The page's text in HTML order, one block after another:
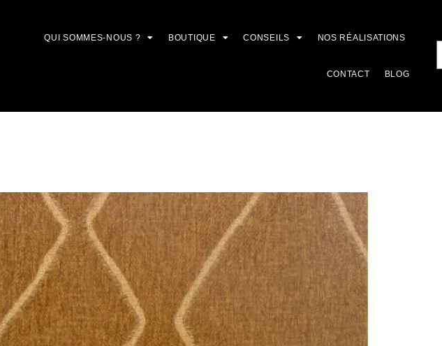
QUI SOMMES-NOUS ? BOUTIQUE CONSEILS NOS RÉALISATIONS
CONTACT BLOG